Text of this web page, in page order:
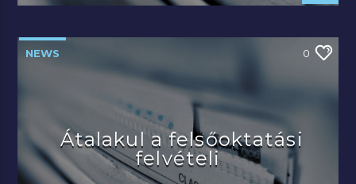
NEWS 0
Átalakul a felsőoktatási
felvételi